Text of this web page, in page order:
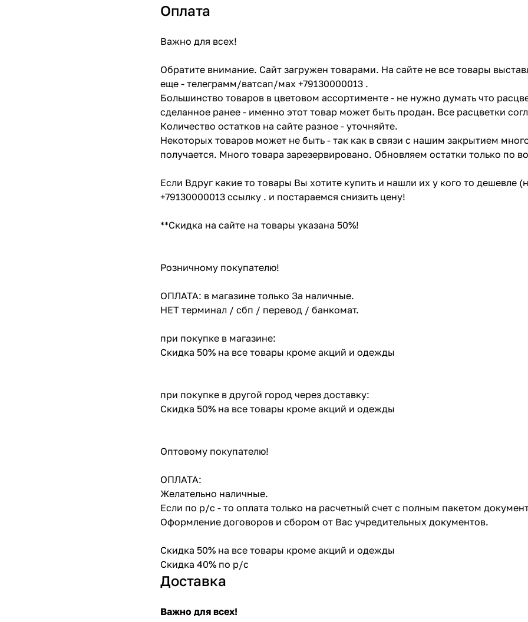
Оплата
Важно для всех!
Обратите внимание. Сайт загружен товарами. На сайте не все товары
еще - телеграмм/ватсап/мах +79130000013 .
Большинство товаров в цветовом ассортименте - не нужно думать что
сделанное ранее - именно этот товар может быть продан. Все расцветки
Количество остатков на сайте разное - уточняйте.
Некоторых товаров может не быть - так как в связи с нашим закрытием
получается. Много товара зарезервировано. Обновляем остатки только по
Если Вдруг какие то товары Вы хотите купить и нашли их у кого то
+79130000013 ссылку . и постараемся снизить цену!
**Скидка на сайте на товары указана 50%!
Розничному покупателю!
ОПЛАТА: в магазине только За наличные.
НЕТ терминал / сбп / перевод / банкомат.
при покупке в магазине:
Скидка 50% на все товары кроме акций и одежды
при покупке в другой город через доставку:
Скидка 50% на все товары кроме акций и одежды
Оптовому покупателю!
ОПЛАТА:
Желательно наличные.
Если по р/с - то оплата только на расчетный счет с полным пакетом
Оформление договоров и сбором от Вас учредительных документов.
Скидка 50% на все товары кроме акций и одежды
Скидка 40% по р/с
Доставка
Важно для всех!